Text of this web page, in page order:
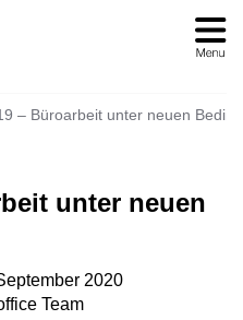
– Büroarbeit unter neuen
unter neuen
2020
Team